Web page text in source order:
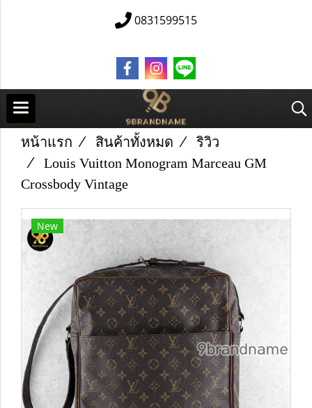
0831599515
หน้าแรก สินค้าทั้งหมด
ริวิว
Louis Vuitton Monogram Marceau GM
Crossbody Vintage
New